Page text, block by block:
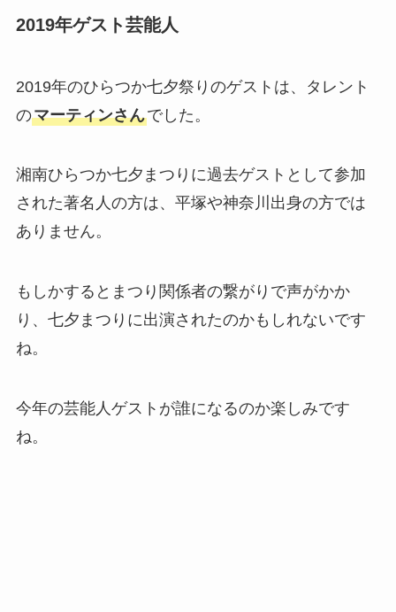
2019年ゲスト芸能人
2019年のひらつか七夕祭りのゲストは、タレント
のマーティンさんでした。
湘南ひらつか七夕まつりに過去ゲストとして参加
された著名人の方は、平塚や神奈川出身の方では
ありません。
もしかするとまつり関係者の繋がりで声がかか
り、七夕まつりに出演されたのかもしれないです
ね。
今年の芸能人ゲストが誰になるのか楽しみです
ね。